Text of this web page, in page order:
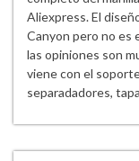
Aliexpress. El
Canyon pero no es
las opiniones son
viene con el
separadadores,